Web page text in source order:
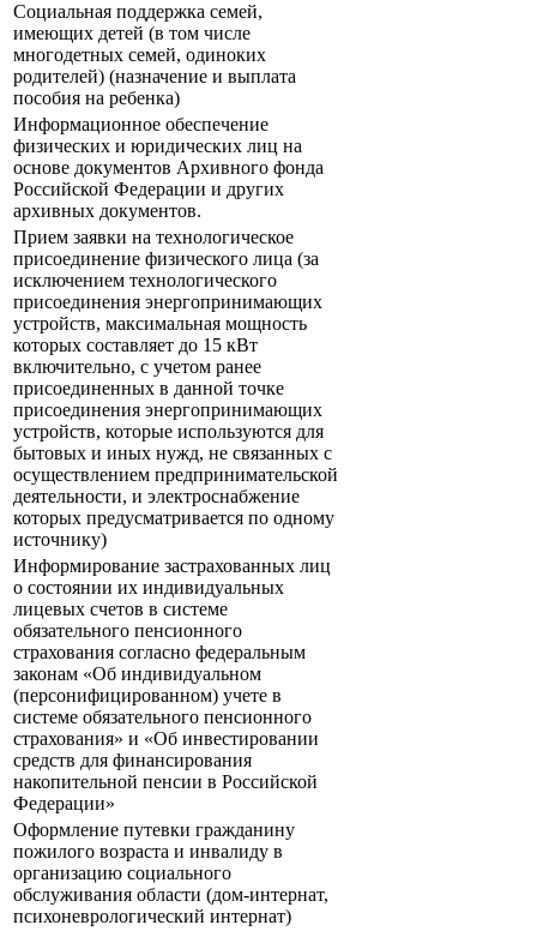
Социальная поддержка семей,
имеющих детей (в том числе
многодетных семей, одиноких
родителей) (назначение и выплата
пособия на ребенка)
Информационное обеспечение
физических и юридических лиц на
основе документов Архивного фонда
Российской Федерации и других
архивных документов.
Прием заявки на технологическое
присоединение физического лица (за
исключением технологического
присоединения энергопринимающих
устройств, максимальная мощность
которых составляет до 15 кВт
включительно, с учетом ранее
присоединенных в данной точке
присоединения энергопринимающих
устройств, которые используются для
бытовых и иных нужд, не связанных с
осуществлением предпринимательской
деятельности, и электроснабжение
которых предусматривается по одному
источнику)
Информирование застрахованных лиц
о состоянии их индивидуальных
лицевых счетов в системе
обязательного пенсионного
страхования согласно федеральным
законам «Об индивидуальном
(персонифицированном) учете в
системе обязательного пенсионного
страхования» и «Об инвестировании
средств для финансирования
накопительной пенсии в Российской
Федерации»
Оформление путевки гражданину
пожилого возраста и инвалиду в
организацию социального
обслуживания области (дом-интернат,
психоневрологический интернат)